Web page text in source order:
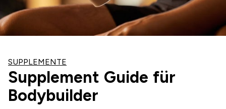
SUPPLEMENTE
Supplement Guide für
Bodybuilder